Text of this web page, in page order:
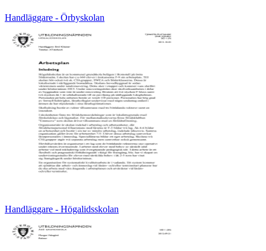
Handläggare - Örbyskolan
Handläggare - Högalidsskolan